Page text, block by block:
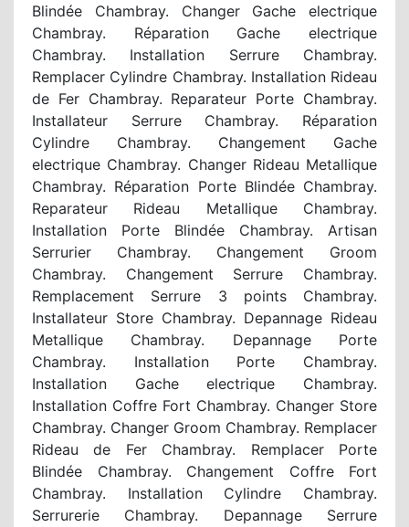
Blindée Chambray. Changer Gache electrique
Chambray. Réparation Gache electrique
Chambray. Installation Serrure Chambray.
Remplacer Cylindre Chambray. Installation Rideau
de Fer Chambray. Reparateur Porte Chambray.
Installateur Serrure Chambray. Réparation
Cylindre Chambray. Changement Gache
electrique Chambray. Changer Rideau Metallique
Chambray. Réparation Porte Blindée Chambray.
Reparateur Rideau Metallique Chambray.
Installation Porte Blindée Chambray. Artisan
Serrurier Chambray. Changement Groom
Chambray. Changement Serrure Chambray.
Remplacement Serrure 3 points Chambray.
Installateur Store Chambray. Depannage Rideau
Metallique Chambray. Depannage Porte
Chambray. Installation Porte Chambray.
Installation Gache electrique Chambray.
Installation Coffre Fort Chambray. Changer Store
Chambray. Changer Groom Chambray. Remplacer
Rideau de Fer Chambray. Remplacer Porte
Blindée Chambray. Changement Coffre Fort
Chambray. Installation Cylindre Chambray.
Serrurerie Chambray. Depannage Serrure